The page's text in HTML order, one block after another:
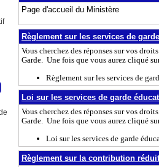
Page d'accueil du Ministère
Règlement sur les services de
Vous cherchez des réponses sur vos
Garde. Une fois que vous aurez cliqué
Règlement sur les services de
Loi sur les services de garde
Vous cherchez des réponses sur vos
Garde. Une fois que vous aurez cliqué
Loi sur les services de garde
Règlement sur la contribution